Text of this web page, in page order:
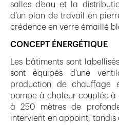
salles d’eau et la
d’un plan de travail en
crédence en verre émaillé
CONCEPT ÉNERGÉTIQUE
Les bâtiments sont
sont équipés d’une
production de chauffage
pompe à chaleur couplée à
à 250 mètres de
intervient en appoint, tandis